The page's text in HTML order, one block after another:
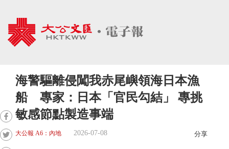
海警驅離侵闖我赤尾嶼領海日本漁
船 專家：日本「官民勾結」 專挑
敏感節點製造事端
大公報 A6：內地 2026-07-08 分享